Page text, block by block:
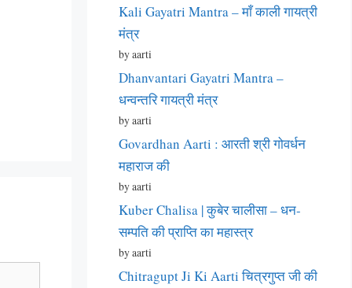
Kali Gayatri Mantra – माँ काली गायत्री
मंत्र
by aarti
Dhanvantari Gayatri Mantra –
धन्वन्तरि गायत्री मंत्र
by aarti
Govardhan Aarti : आरती श्री गोवर्धन
महाराज की
by aarti
Kuber Chalisa | कुबेर चालीसा – धन-
सम्पति की प्राप्ति का महास्त्र
by aarti
Chitragupt Ji Ki Aarti चित्रगुप्त जी की